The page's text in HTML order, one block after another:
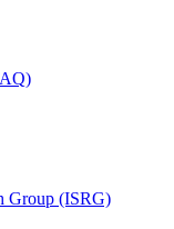
Group (ISRG)